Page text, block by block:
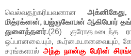
வெல்வதற்கரியவனான
மித்ரக்னன், யஜ்ஞகோபன் ஆகியோர்
துளைத்தனர்.(26) குரோதமடைந்த
ஒப்பானவையும், கூர்மையானவையும்,
சரங்களால் அந்த நான்கு பேரின்